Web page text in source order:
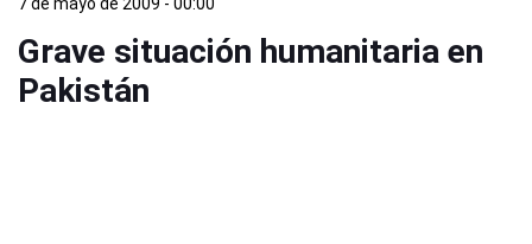
Grave situación humanitaria en
Pakistán